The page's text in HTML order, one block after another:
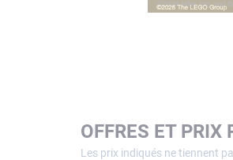
OFFRES ET PRIX
Les prix indiqués ne tiennent